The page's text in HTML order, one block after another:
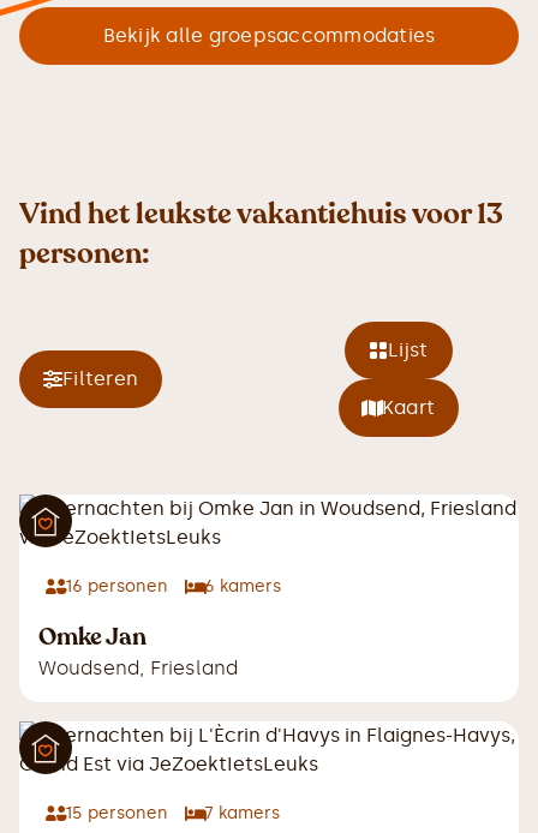
Bekijk alle groepsaccommodaties
Vind het leukste vakantiehuis voor 13
personen:
Filteren
Lijst
Kaart
16 personen 6 kamers
Omke Jan
Woudsend, Friesland
15 personen 7 kamers